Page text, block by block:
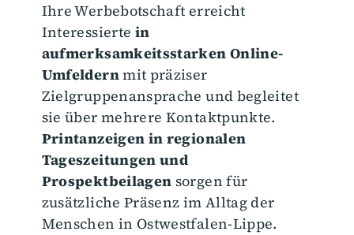
Ihre Werbebotschaft erreicht
Interessierte in
aufmerksamkeitsstarken Online-
Umfeldernmit präziser
Zielgruppenansprache und begleitet
sie über mehrere Kontaktpunkte.
Printanzeigen in regionalen
Tageszeitungen und
Prospektbeilagen sorgen für
zusätzliche Präsenz im Alltag der
Menschen in Ostwestfalen-Lippe.